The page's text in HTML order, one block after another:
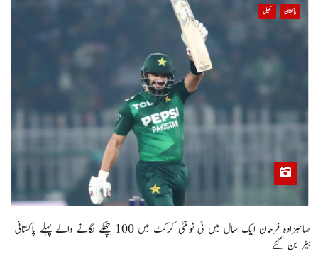
پاکستان کھیل
صاحبزادہ فرحان ایک سال میں ٹی ٹوئنٹی کرکٹ میں 100 چھکے لگانے والے پہلے پاکستانی
بیٹر بن گئے